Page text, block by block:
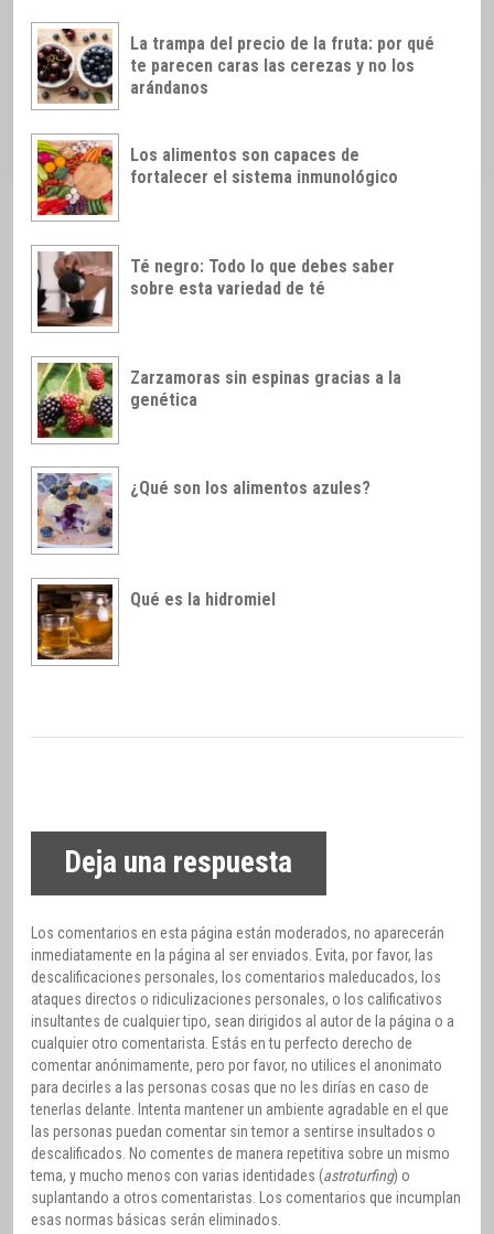
La trampa del precio de la fruta: por qué
te parecen caras las cerezas y no los
arándanos
Los alimentos son capaces de
fortalecer el sistema inmunológico
Té negro: Todo lo que debes saber
sobre esta variedad de té
Zarzamoras sin espinas gracias a la
genética
¿Qué son los alimentos azules?
Qué es la hidromiel
Deja una respuesta
Los comentarios en esta página están moderados, no aparecerán
inmediatamente en la página al ser enviados. Evita, por favor, las
descalificaciones personales, los comentarios maleducados, los
ataques directos o ridiculizaciones personales, o los calificativos
insultantes de cualquier tipo, sean dirigidos al autor de la página o a
cualquier otro comentarista. Estás en tu perfecto derecho de
comentar anónimamente, pero por favor, no utilices el anonimato
para decirles a las personas cosas que no les dirías en caso de
tenerlas delante. Intenta mantener un ambiente agradable en el que
las personas puedan comentar sin temor a sentirse insultados o
descalificados. No comentes de manera repetitiva sobre un mismo
tema, y mucho menos con varias identidades (astroturfing) o
suplantando a otros comentaristas. Los comentarios que incumplan
esas normas básicas serán eliminados.